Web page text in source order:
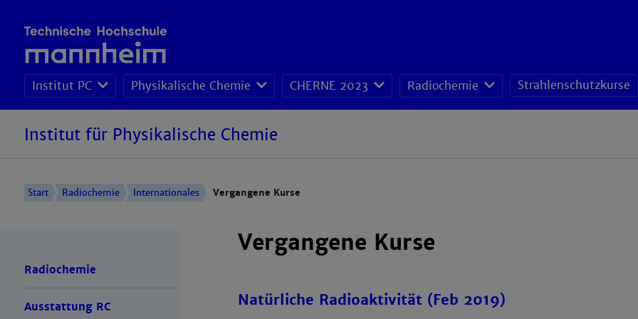
Institut PC Physikalische Chemie CHERNE 2023 Radiochemie Strahlenschutzkurse
Institut für Physikalische Chemie
Start Radiochemie Internationales Vergangene Kurse
Radiochemie
Ausstattung RC
Vergangene Kurse
Natürliche Radioaktivität (Feb 2019)